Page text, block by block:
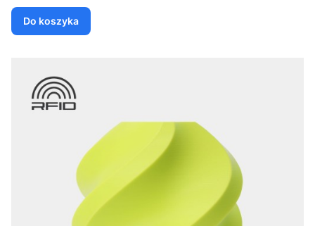
Do koszyka